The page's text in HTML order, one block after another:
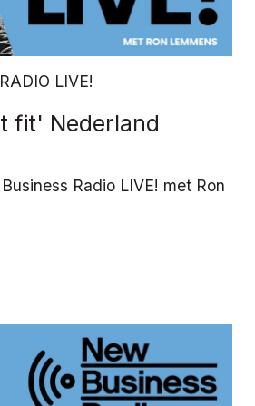
LIVE!
fit' Nederland
Radio LIVE! met Ron